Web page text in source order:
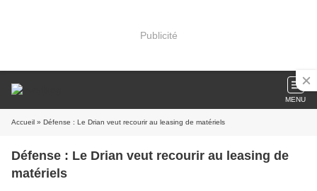
Publicité
MENU
Accueil » Défense : Le Drian veut recourir au leasing de matériels
Défense : Le Drian veut recourir au leasing de
matériels